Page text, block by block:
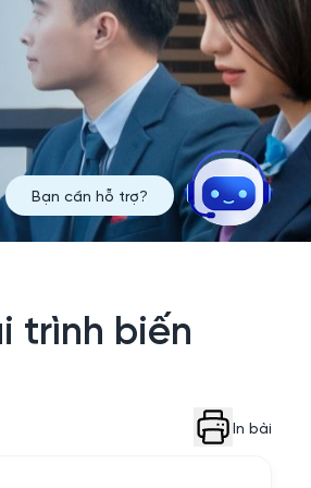
trình biến
In bài
Bạn cần hỗ trợ?